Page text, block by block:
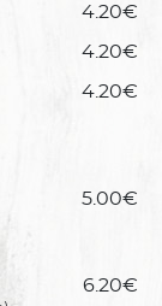
4.20€
4.20€
4.20€
5.00€
6.20€